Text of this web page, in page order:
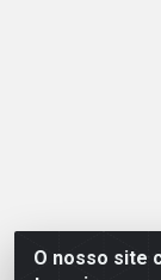
O nosso site
Linhavix